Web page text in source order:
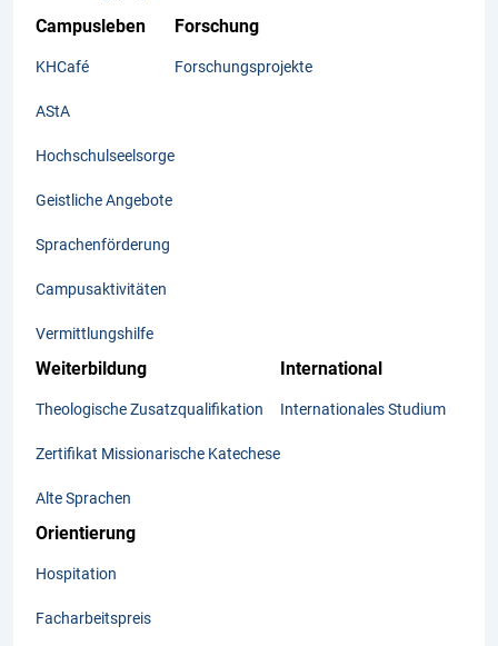
Campusleben
KHCafé
AStA
Hochschulseelsorge
Geistliche Angebote
Sprachenförderung
Campusaktivitäten
Vermittlungshilfe
Forschung
Forschungsprojekte
Weiterbildung
Theologische Zusatzqualifikation
Zertifikat Missionarische Katechese
Alte Sprachen
International
Internationales Studium
Orientierung
Hospitation
Facharbeitspreis